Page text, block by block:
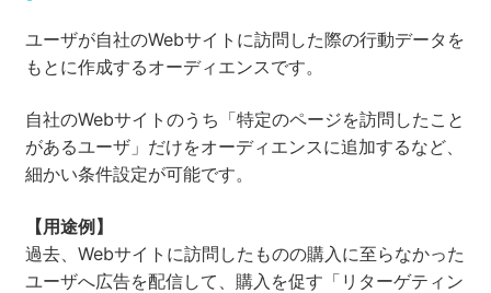
ユーザが自社のWebサイトに訪問した際の行動データを
もとに作成するオーディエンスです。
自社のWebサイトのうち「特定のページを訪問したこと
があるユーザ」だけをオーディエンスに追加するなど、
細かい条件設定が可能です。
【用途例】
過去、Webサイトに訪問したものの購入に至らなかった
ユーザへ広告を配信して、購入を促す「リターゲティン